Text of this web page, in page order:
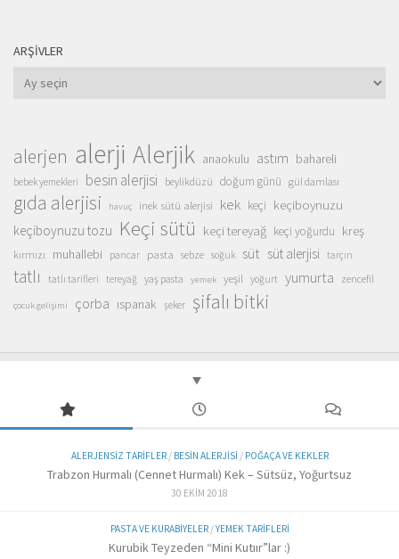
ARŞIVLER
Arşivler
alerjen alerji Alerjik anaokulu astım bahareli
bebek yemekleri besin alerjisi beylikdüzü doğum günü gül damlası
gıda alerjisi havuç inek sütü alerjisi kek keçi keçiboynuzu
keçiboynuzu tozu Keçi sütü keçi tereyağ keçi yoğurdu kreş
kırmızı muhallebi pancar pasta sebze soğuk süt süt alerjisi tarçın
tatlı tatlı tarifleri tereyağ yaş pasta yemek yeşil yoğurt yumurta zencefil
çocuk gelişimi çorba ıspanak şeker şifalı bitki
ALERJENSIZ TARIFLER/ BESIN ALERJISI / POĞAÇA VE KEKLER
Trabzon Hurmalı (Cennet Hurmalı) Kek – Sütsüz, Yoğurtsuz
30 EKIM 2018
PASTA VE KURABIYELER/YEMEK TARIFLERI
Kurubik Teyzeden “Mini Kutıır”lar :)